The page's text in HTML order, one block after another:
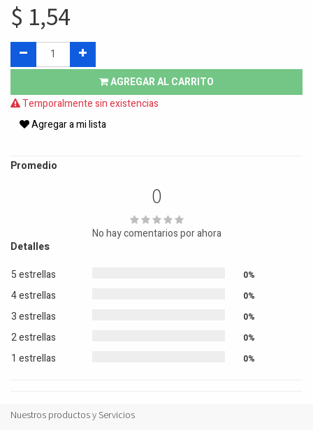
$ 1,54
AGREGAR AL CARRITO
Temporalmente sin existencias
Agregar a mi lista
Promedio
0
No hay comentarios por ahora
Detalles
5 estrellas
0%
4 estrellas 0%
3 estrellas 0%
2 estrellas 0%
1 estrellas 0%
Nuestros productos y Servicios